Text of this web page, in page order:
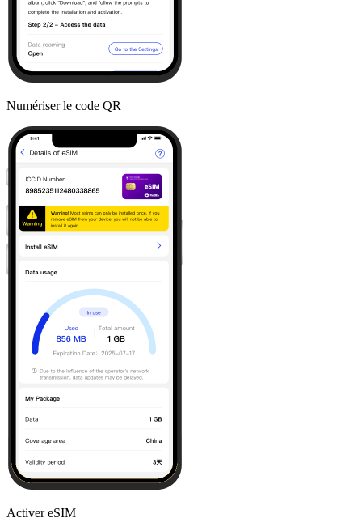
Numériser le code QR
Activer eSIM